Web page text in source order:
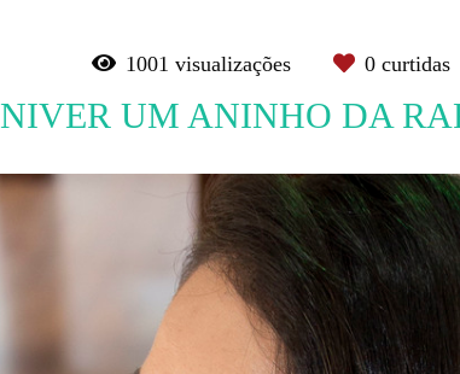
1001 visualizações 0curtidas
UM ANINHO DA